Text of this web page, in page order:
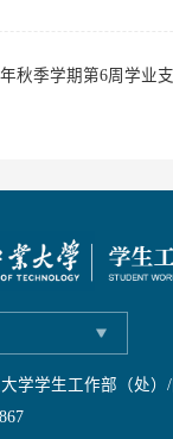
秋季学期第6周学业
学学生工作部（处）